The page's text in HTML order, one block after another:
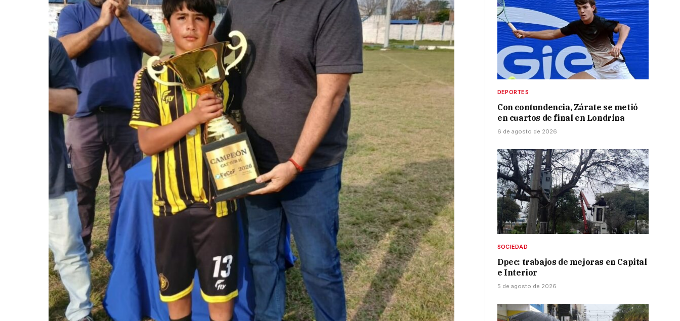
DEPORTES
Con contundencia, Zárate se metió
en cuartos de final en Londrina
6 de agosto de 2026
SOCIEDAD
Dpec: trabajos de mejoras en Capital
e Interior
5 de agosto de 2026